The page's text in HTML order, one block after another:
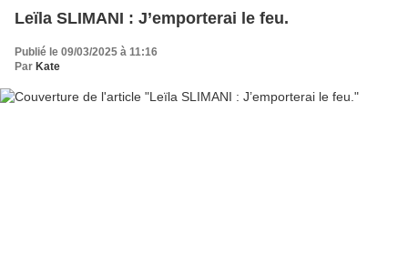
Leïla SLIMANI : J’emporterai le feu.
Publié le 09/03/2025 à 11:16
Par Kate